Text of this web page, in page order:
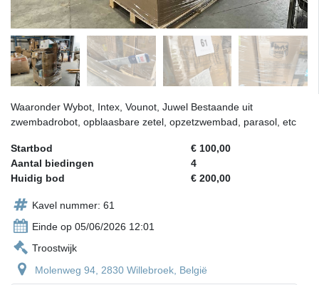
Waaronder Wybot, Intex, Vounot, Juwel Bestaande uit
zwembadrobot, opblaasbare zetel, opzetzwembad, parasol, etc
Startbod
€ 100,00
Aantal biedingen
4
Huidig bod
€ 200,00
Kavel nummer: 61
Einde op 05/06/2026 12:01
Troostwijk
Molenweg 94, 2830 Willebroek, België